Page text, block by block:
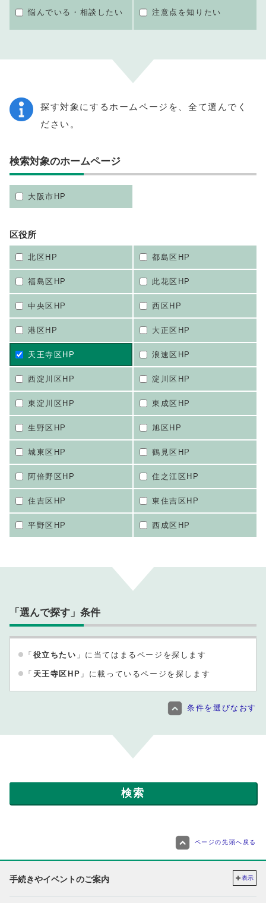
悩んでいる・相談したい 注意点を知りたい
探す対象にするホームページを、全て選んでく
ださい。
検索対象のホームページ
大阪市HP
区役所
北区HP 都島区HP
福島区HP 此花区HP
中央区HP 西区HP
港区HP 大正区HP
天王寺区HP 浪速区HP
西淀川区HP 淀川区HP
東淀川区HP 東成区HP
生野区HP 旭区HP
城東区HP 鶴見区HP
阿倍野区HP 住之江区HP
住吉区HP 東住吉区HP
平野区HP 西成区HP
「選んで探す」条件
「 役立ちたい 」に当てはまるページを探します
「 天王寺区HP 」に載っているページを探します
条件を選びなおす
ページの先頭へ戻る
手続きやイベントのご案内 表示